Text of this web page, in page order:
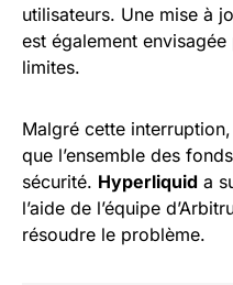
utilisateurs. Une mise à
est également
limites.
Malgré cette
que l’ensemble des
sécurité. Hyperliquid a
l’aide de l’équipe
résoudre le problème.